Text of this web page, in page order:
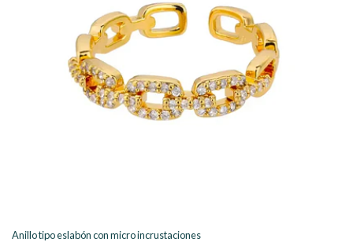
Anillo tipo eslabón con micro incrustaciones